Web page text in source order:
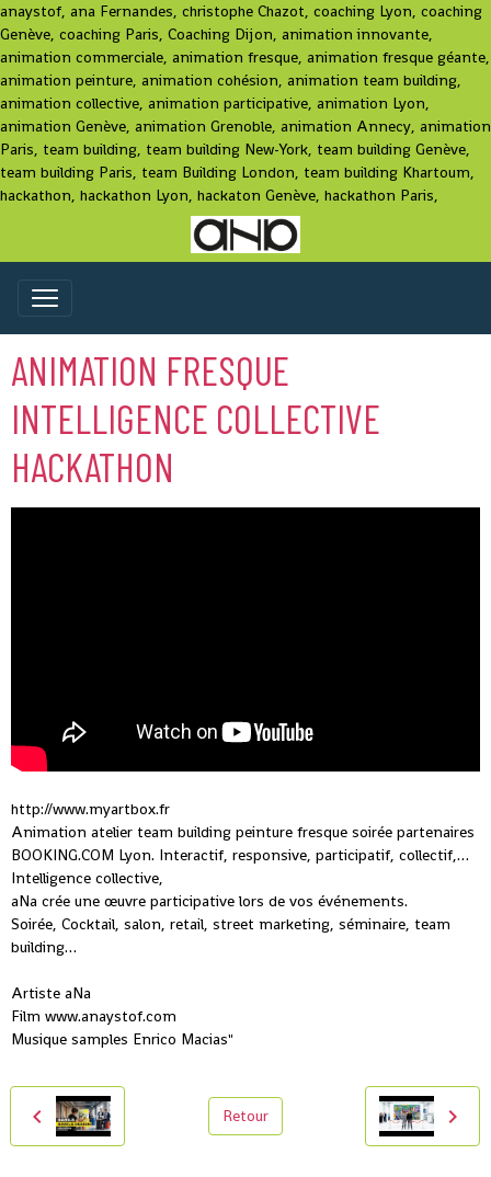
anaystof, ana Fernandes, christophe Chazot, coaching Lyon, coaching
Genève, coaching Paris, Coaching Dijon, animation innovante,
animation commerciale, animation fresque, animation fresque géante,
animation peinture, animation cohésion, animation team building,
animation collective, animation participative, animation Lyon,
animation Genève, animation Grenoble, animation Annecy, animation
Paris, team building, team building New-York, team building Genève,
team building Paris, team Building London, team building Khartoum,
hackathon, hackathon Lyon, hackaton Genève, hackathon Paris,
ANIMATION FRESQUE
INTELLIGENCE COLLECTIVE
HACKATHON
http://www.myartbox.fr
Animation atelier team building peinture fresque soirée partenaires
BOOKING.COM Lyon. Interactif, responsive, participatif, collectif,…
Intelligence collective,
aNa crée une œuvre participative lors de vos événements.
Soirée, Cocktail, salon, retail, street marketing, séminaire, team
building…
Artiste aNa
Film www.anaystof.com
Musique samples Enrico Macias"
Retour